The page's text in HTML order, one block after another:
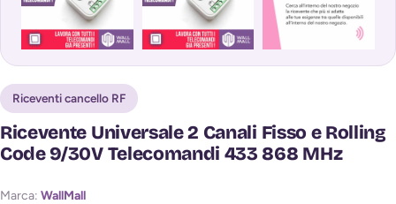
Riceventi cancello RF
Ricevente Universale 2 Canali Fisso e Rolling
Code 9/30V Telecomandi 433 868 MHz
Marca: WallMall